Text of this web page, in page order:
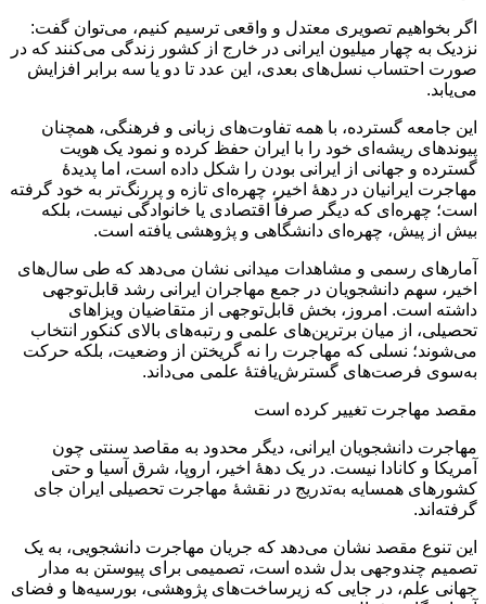
اگر بخواهیم تصویری معتدل و واقعی ترسیم کنیم، می‌توان گفت:
نزدیک به چهار میلیون ایرانی در خارج از کشور زندگی می‌کنند که در
صورت احتساب نسل‌های بعدی، این عدد تا دو یا سه برابر افزایش
می‌یابد.
این جامعه گسترده، با همه تفاوت‌های زبانی و فرهنگی، همچنان
پیوندهای ریشه‌ای خود را با ایران حفظ کرده و نمود یک هویت
گسترده و جهانی از ایرانی بودن را شکل داده است، اما پدیدهٔ
مهاجرت ایرانیان در دهه‌ٔ اخیر، چهره‌ای تازه و پررنگ‌تر به خود گرفته
است؛ چهره‌ای که دیگر صرفاً اقتصادی یا خانوادگی نیست، بلکه
بیش از پیش، چهره‌ای دانشگاهی و پژوهشی یافته است.
آمارهای رسمی و مشاهدات میدانی نشان می‌دهد که طی سال‌های
اخیر، سهم دانشجویان در جمع مهاجران ایرانی رشد قابل‌توجهی
داشته است. امروز، بخش قابل‌توجهی از متقاضیان ویزاهای
تحصیلی، از میان برترین‌های علمی و رتبه‌های بالای کنکور انتخاب
می‌شوند؛ نسلی که مهاجرت را نه گریختن از وضعیت، بلکه حرکت
به‌سوی فرصت‌های گسترش‌یافتهٔ علمی می‌داند.
مقصد مهاجرت تغییر کرده است
مهاجرت دانشجویان ایرانی، دیگر محدود به مقاصد سنتی چون
آمریکا و کانادا نیست. در یک دههٔ اخیر، اروپا، شرق آسیا و حتی
کشورهای همسایه به‌تدریج در نقشهٔ مهاجرت تحصیلی ایران جای
گرفته‌اند.
این تنوع مقصد نشان می‌دهد که جریان مهاجرت دانشجویی، به یک
تصمیم چندوجهی بدل شده است، تصمیمی برای پیوستن به مدار
جهانی علم، در جایی که زیرساخت‌های پژوهشی، بورسیه‌ها و فضای